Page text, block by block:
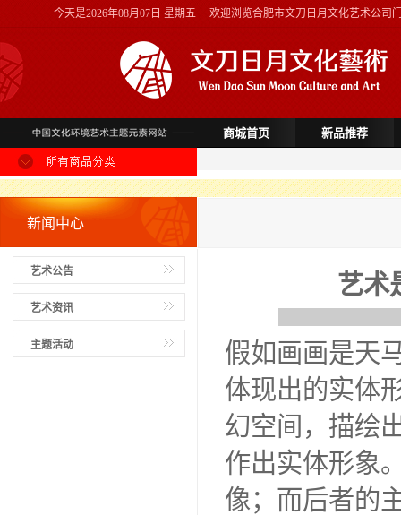
今天是2026年08月07日 星期五 欢迎浏览合肥市文刀日月文化艺术公司
商城首页 新品推荐
新闻中心
艺术公告
艺术资讯
主题活动
艺术
假如画画是天
体现出的实体
幻空间，描绘
作出实体形象
像；而后者的